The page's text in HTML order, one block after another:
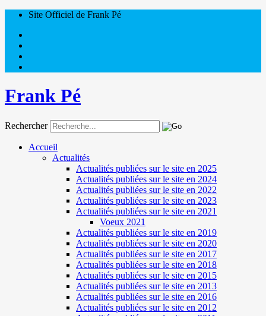
Site Officiel de Frank Pé
Frank Pé
Rechercher
Accueil
Actualités
Actualités publiées sur le site en 2025
Actualités publiées sur le site en 2024
Actualités publiées sur le site en 2022
Actualités publiées sur le site en 2023
Actualités publiées sur le site en 2021
Voeux 2021
Actualités publiées sur le site en 2019
Actualités publiées sur le site en 2020
Actualités publiées sur le site en 2017
Actualités publiées sur le site en 2018
Actualités publiées sur le site en 2015
Actualités publiées sur le site en 2013
Actualités publiées sur le site en 2016
Actualités publiées sur le site en 2012